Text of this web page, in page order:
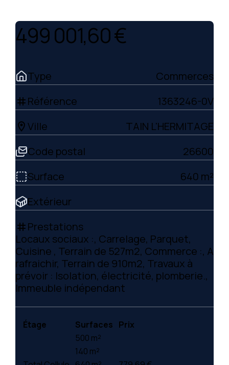
499 001,60 €
Type Commerces
tag Référence 1363246-0V
location_on Ville
TAIN L'HERMITAGE
Code postal
26600
Surface
640 m²
Extérieur
tag Prestations
Locaux sociaux :, Carrelage, Parquet,
Cuisine , Terrain de 527m2, Commerce :, A
rafraichir, Terrain de 910m2, Travaux à
prévoir : Isolation, électricité, plomberie.,
Immeuble indépendant
Étage Surfaces Prix
500 m²
140 m²